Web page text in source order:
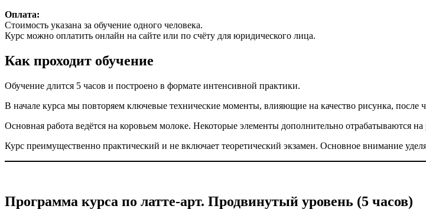
Оплата:
Стоимость указана за обучение одного человека.
Курс можно оплатить онлайн на сайте или по счёту для юридического лица.
Как проходит обучение
Обучение длится 5 часов и построено в формате интенсивной практики.
В начале курса мы повторяем ключевые технические моменты, влияющие на качество рисунка,
Основная работа ведётся на коровьем молоке. Некоторые элементы дополнительно отрабатываются на
Курс преимущественно практический и не включает теоретический экзамен. Основное внимание
Программа курса по латте-арт. Продвинутый уровень (5 часов)